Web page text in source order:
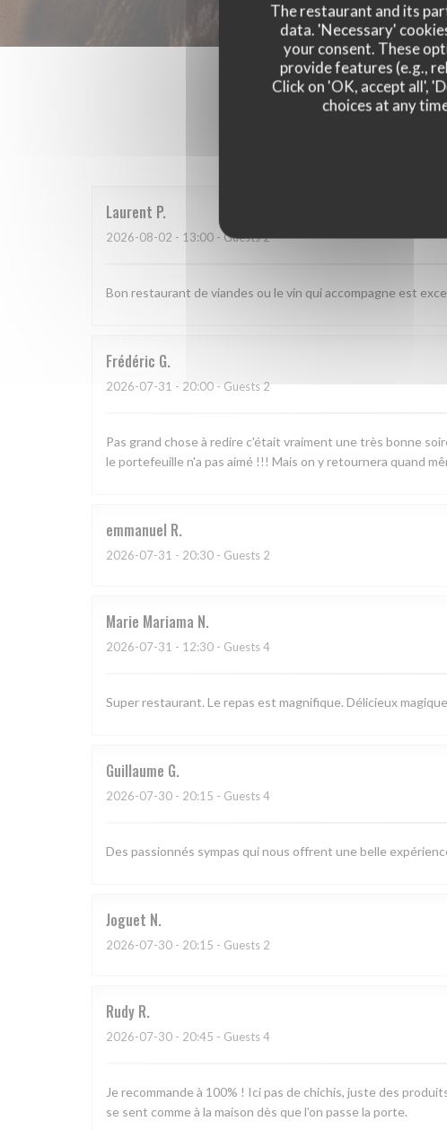
The restaurant and its
data. 'Necessary'
your consent. These
provide features (e.g.,
Click on 'OK, accept all',
choices at any
Our
Laurent P
2026-08-02 - 13:00 - Guests 2
Bon restaurant de viandes ou le vin qui accompagne est
Frédéric G
2026-07-31 - 20:00 - Guests 2
Pas grand chose à redire c'était vraiment une très bonne
le portefeuille n'a pas aimé !!! Mais on y retournera quand
emmanuel R
2026-07-31 - 20:30 - Guests 2
Marie Mariama N
2026-07-31 - 12:30 - Guests 4
Super restaurant. Le repas est magnifique. Délicieux
Guillaume G
2026-07-30 - 20:15 - Guests 4
Des passionnés sympas qui nous offrent une belle
Joguet N
2026-07-30 - 20:15 - Guests 2
Rudy R
2026-07-30 - 20:45 - Guests 4
Je recommande à 100% ! Ici pas de chichis, juste des
se sent comme à la maison dès que l’on passe la porte.